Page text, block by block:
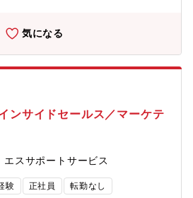
気になる
ンサイドセールス／マーケテ
スサポートサービス
験 正社員 転勤なし